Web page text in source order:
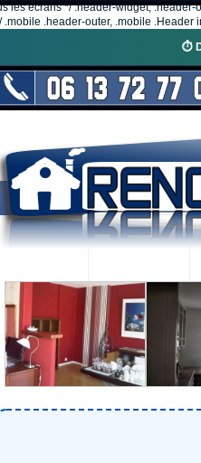
les écrans */ .header-widget,
.header-outer, .mobile .Header
⏱️